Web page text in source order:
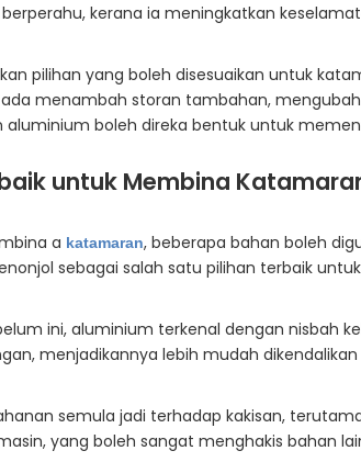
kerana ia meningkatkan
pilihan yang boleh disesuaikan untuk
menambah storan tambahan,
boleh direka bentuk untuk
untuk Membina
a katamaran, beberapa bahan boleh
sebagai salah satu pilihan terbaik
ini, aluminium terkenal dengan nisbah
menjadikannya lebih mudah
semula jadi terhadap kakisan,
yang boleh sangat menghakis bahan